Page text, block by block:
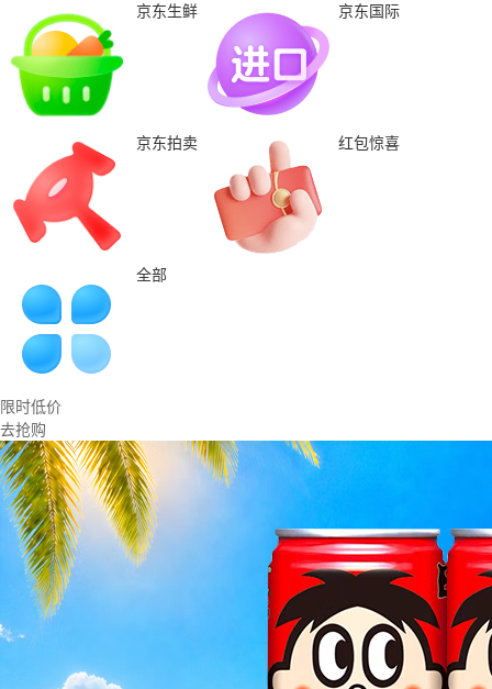
京东生鲜 京东国际
京东拍卖 红包惊喜
全部
限时低价
去抢购